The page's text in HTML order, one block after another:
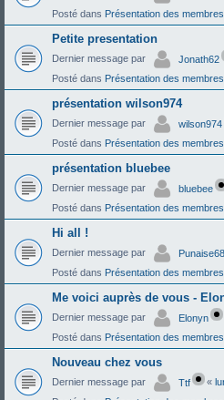
Posté dans Présentation des membres
Petite presentation
Dernier message par Jonath62
Posté dans Présentation des membres
présentation wilson974
Dernier message par wilson974
Posté dans Présentation des membres
présentation bluebee
Dernier message par bluebee
Posté dans Présentation des membres
Hi all !
Dernier message par Punaise68
Posté dans Présentation des membres
Me voici auprès de vous -
Dernier message par Elonyn
Posté dans Présentation des membres
Nouveau chez vous
Dernier message par Ttf «